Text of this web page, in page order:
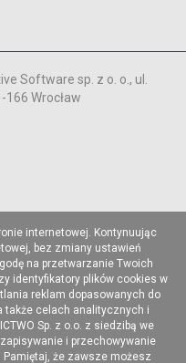
Software sp. z o. o., ul.
Wrocław
internetowej. Kontynuując
bez zmiany ustawień
na przetwarzanie Twoich
identyfikatory plików cookies w
reklam dopasowanych do
także celach analitycznych i
Sp. z o.o. z siedzibą we
i przechowywanie
że zawsze możesz